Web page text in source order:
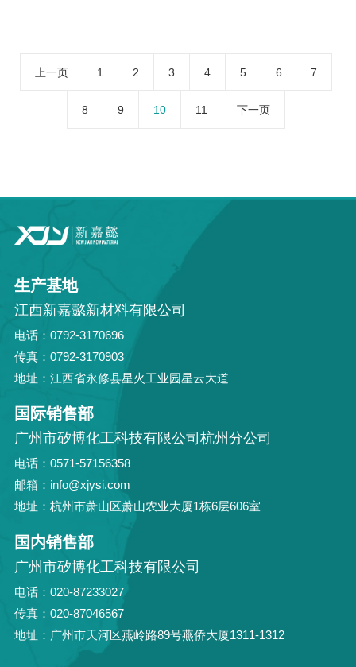
上一页 1 2 3 4 5 6 7
8 9 10 11 下一页
生产基地
江西新嘉懿新材料有限公司
电话：0792-3170696
传真：0792-3170903
地址：江西省永修县星火工业园星云大道
国际销售部
广州市矽博化工科技有限公司杭州分公司
电话：0571-57156358
邮箱：info@xjysi.com
地址：杭州市萧山区萧山农业大厦1栋6层606室
国内销售部
广州市矽博化工科技有限公司
电话：020-87233027
传真：020-87046567
地址：广州市天河区燕岭路89号燕侨大厦1311-1312